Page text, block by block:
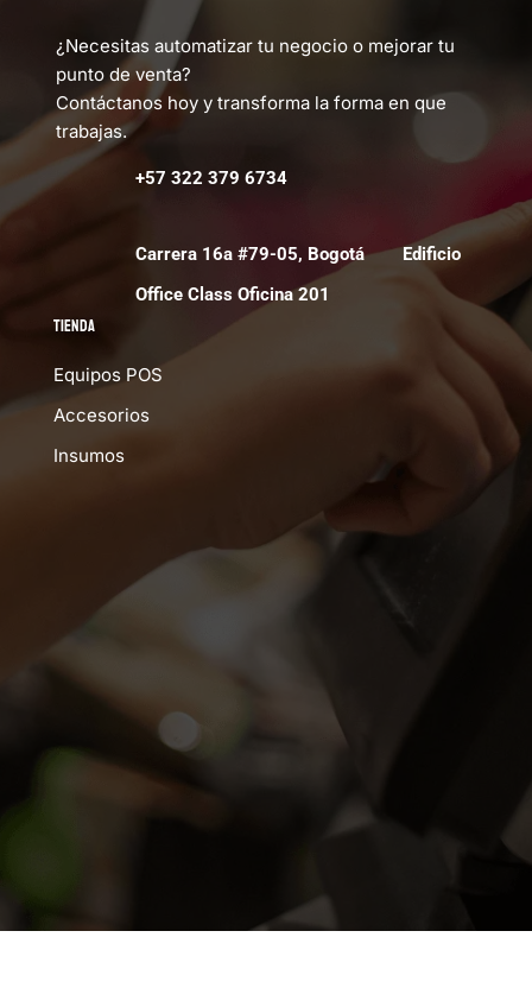
¿Necesitas automatizar tu negocio o mejorar tu
punto de venta?
Contáctanos hoy y transforma la forma en que
trabajas.
+57 322 379 6734
Carrera 16a #79-05, Bogotá Edificio
Office Class Oficina 201
Tienda
Equipos POS
Accesorios
Insumos